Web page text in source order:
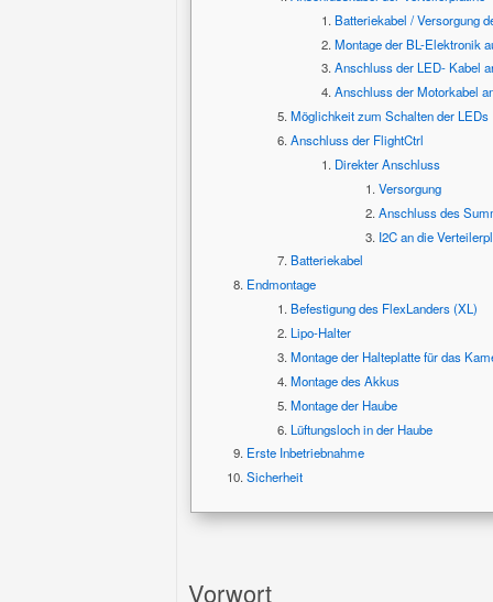
Batteriekabel / Versorgung
Montage der BL-Elektronik
Anschluss der LED- Kabel
Anschluss der Motorkabel
Möglichkeit zum Schalten der LEDs
Anschluss der FlightCtrl
Direkter Anschluss
Versorgung
Anschluss des
I2C an die
Batteriekabel
Endmontage
Befestigung des FlexLanders (XL)
Lipo-Halter
Montage der Halteplatte für das
Montage des Akkus
Montage der Haube
Lüftungsloch in der Haube
Erste Inbetriebnahme
Sicherheit
Vorwort